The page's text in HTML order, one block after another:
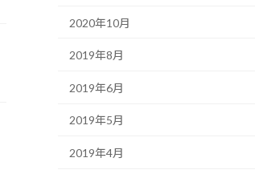
2020年10月
2019年8月
2019年6月
2019年5月
2019年4月